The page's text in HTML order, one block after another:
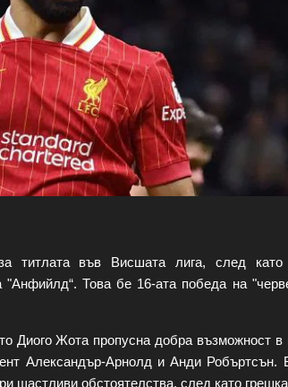
титлата във Висшата лига, след като
Това бе 16-ата победа на
Диого Жота пропусна добра възможност в
Александър-Арнолд и Анди Робъртсън.
щастливи обстоятелства, след като